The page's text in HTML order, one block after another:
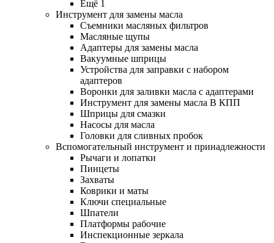
Ещё 1
Инструмент для замены масла
Съемники масляных фильтров
Масляные щупы
Адаптеры для замены масла
Вакуумные шприцы
Устройства для заправки с набором
адаптеров
Воронки для заливки масла с адаптерами
Инструмент для замены масла В КПП
Шприцы для смазки
Насосы для масла
Головки для сливных пробок
Вспомогательный инструмент и принадлежности
Рычаги и лопатки
Пинцеты
Захваты
Коврики и маты
Ключи специальные
Шпатели
Платформы рабочие
Инспекционные зеркала